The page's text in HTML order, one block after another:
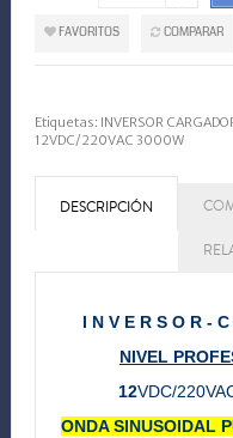
FAVORITOS COMPARAR
Etiquetas: INVERSOR
12VDC/220VAC 3000W
DESCRIPCIÓN
I N V E R S O R -
NIVEL
12VDC/
ONDA SINUSOIDAL